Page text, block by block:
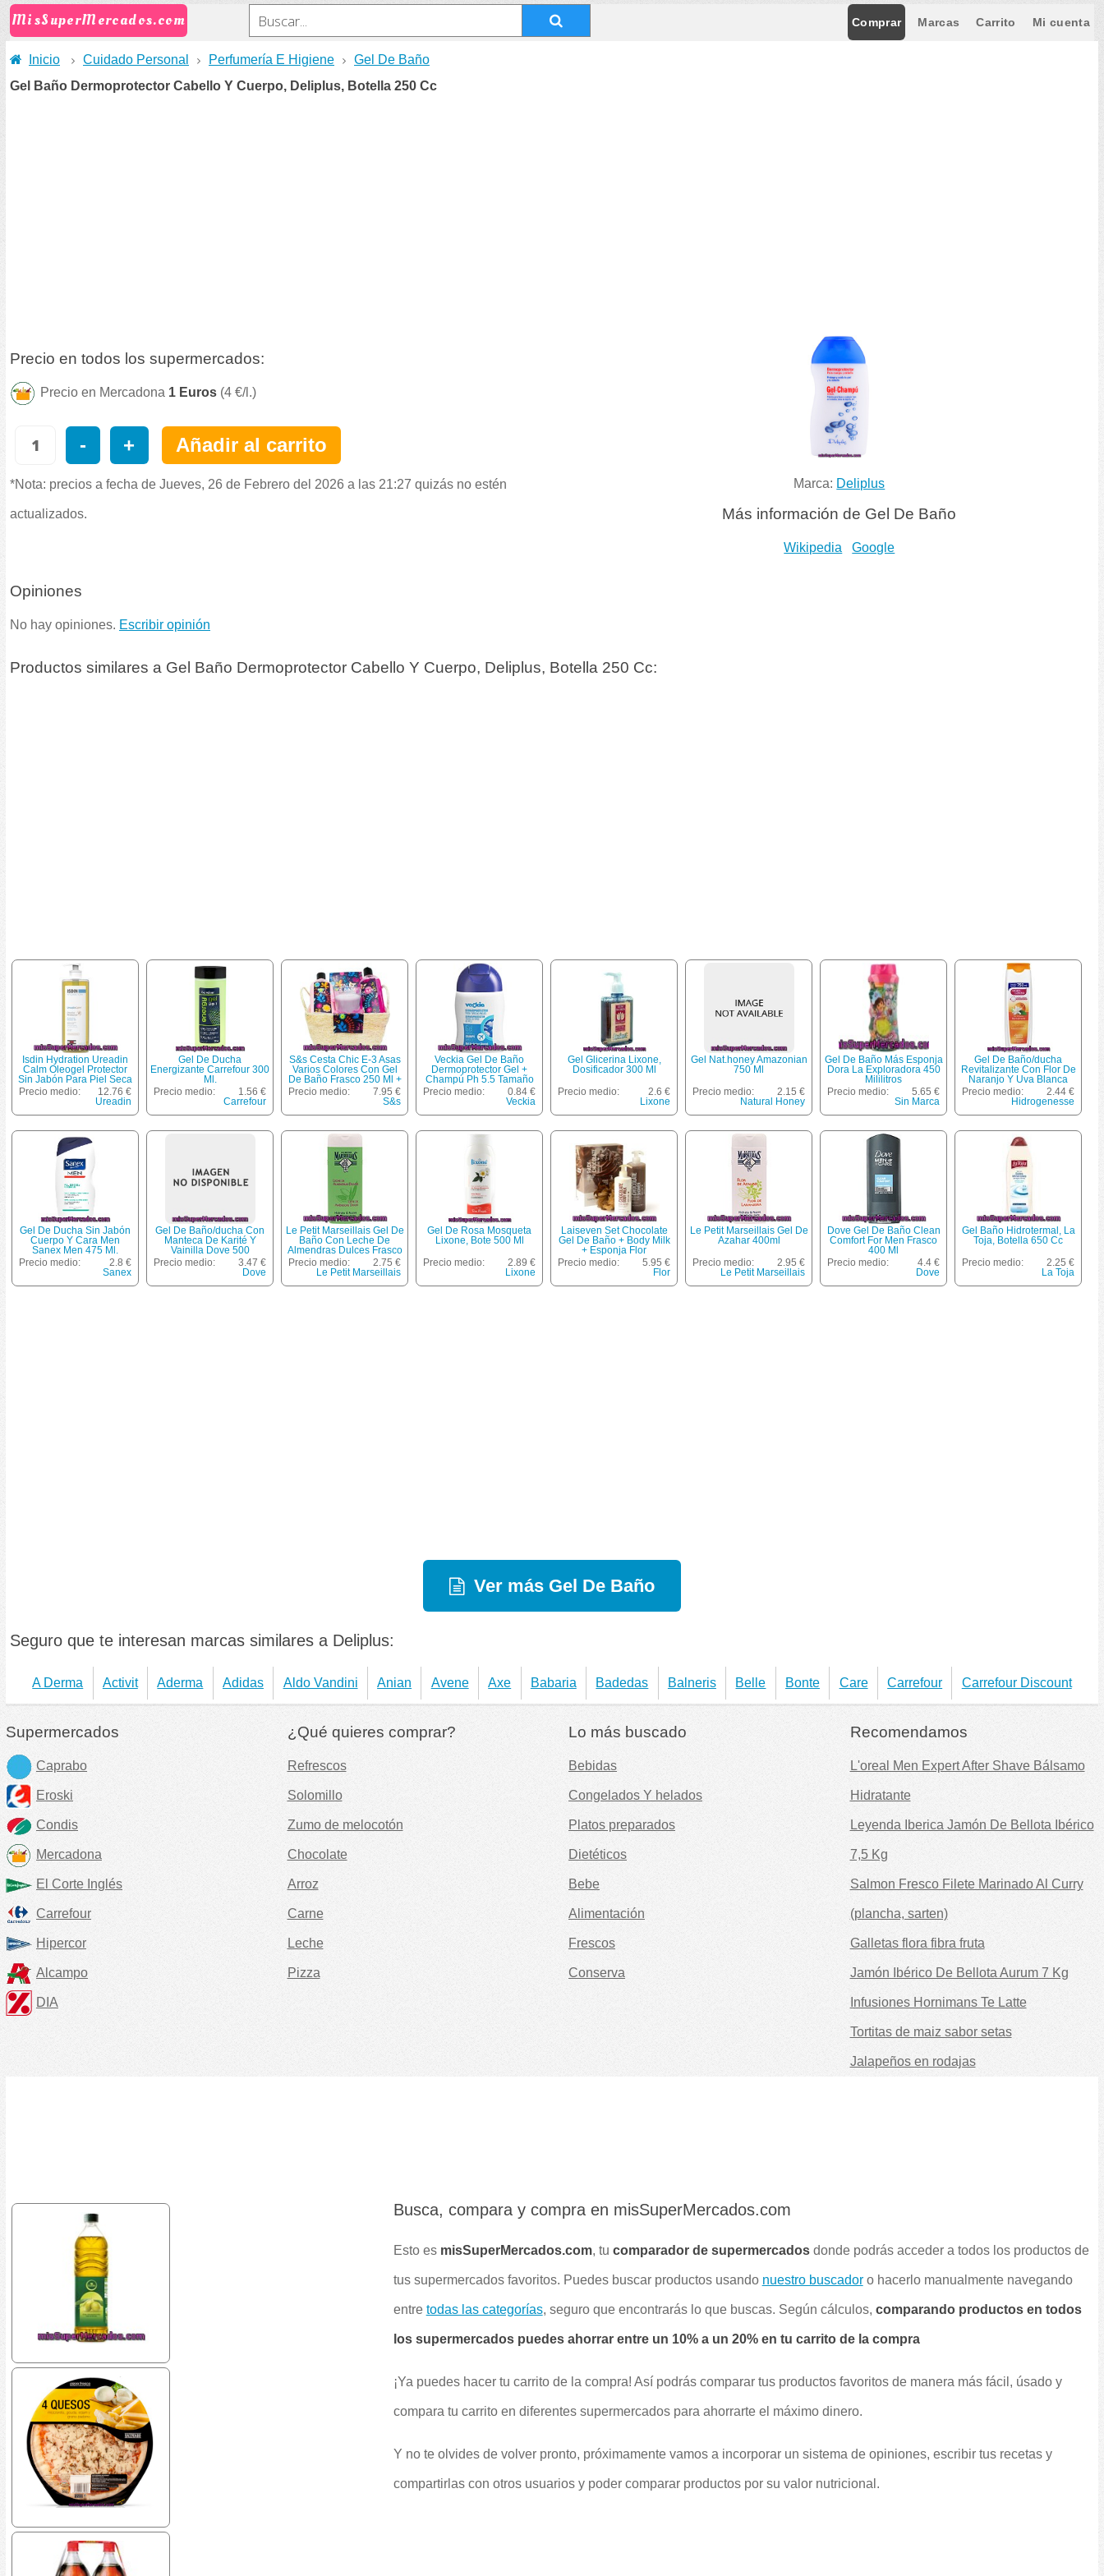
MisSuperMercados.com Comprar Marcas Carrito Mi cuenta
Inicio Cuidado Personal Perfumería E Higiene
Gel De Baño
Gel Baño Dermoprotector Cabello Y Cuerpo, Deliplus, Botella 250 Cc
Marca: Deliplus
Más información de Gel De Baño
Wikipedia Google
Precio en todos los supermercados:
Precio en Mercadona 1 Euros (4 €/l.)
- + Añadir al carrito
*Nota: precios a fecha de Jueves, 26 de Febrero del 2026 a las 21:27 quizás no estén
actualizados.
Opiniones
No hay opiniones. Escribir opinión
Productos similares a Gel Baño Dermoprotector Cabello Y Cuerpo, Deliplus, Botella 250 Cc:
Isdin Hydration Ureadin
Calm Oleogel Protector
Sin Jabón Para Piel Seca
Frasco 400 Ml
Precio medio:
12.76 €
Ureadin
Gel De Ducha
Energizante Carrefour 300
Ml.
Precio medio:
1.56 €
Carrefour
S&s Cesta Chic E-3 Asas
Varios Colores Con Gel
De Baño Frasco 250 Ml +
Body Milk Frasco 250 Ml +
Sal De Baño 100 G + Vela
Pétalos Perfumados
Precio medio:
7.95 €
S&s
Veckia Gel De Baño
Dermoprotector Gel +
Champú Ph 5.5 Tamaño
Viaje Bote 100 Ml
Precio medio:
0.84 €
Veckia
Gel Glicerina Lixone,
Dosificador 300 Ml
Precio medio:
2.6 €
Lixone
Gel Nat.honey Amazonian
750 Ml
Precio medio:
2.15 €
Natural Honey
Gel De Baño Más Esponja
Dora La Exploradora 450
Mililitros
Precio medio:
5.65 €
Sin Marca
Gel De Baño/ducha
Revitalizante Con Flor De
Naranjo Y Uva Blanca
Hidro Genesse 750
Mililitros
Precio medio:
2.44 €
Hidrogenesse
Gel De Ducha Sin Jabón
Cuerpo Y Cara Men
Sanex Men 475 Ml.
Precio medio:
2.8 €
Sanex
Gel De Baño/ducha Con
Manteca De Karité Y
Vainilla Dove 500
Miililitros
Precio medio:
3.47 €
Dove
Le Petit Marseillais Gel De
Baño Con Leche De
Almendras Dulces Frasco
400 Ml Hidrata Y Nutre
Precio medio:
2.75 €
Le Petit Marseillais
Gel De Rosa Mosqueta
Lixone, Bote 500 Ml
Precio medio:
2.89 €
Lixone
Laiseven Set Chocolate
Gel De Baño + Body Milk
+ Esponja Flor
Precio medio:
5.95 €
Flor
Le Petit Marseillais Gel De
Azahar 400ml
Precio medio:
2.95 €
Le Petit Marseillais
Dove Gel De Baño Clean
Comfort For Men Frasco
400 Ml
Precio medio:
4.4 €
Dove
Gel Baño Hidrotermal, La
Toja, Botella 650 Cc
Precio medio:
2.25 €
La Toja
Ver más Gel De Baño
Seguro que te interesan marcas similares a Deliplus:
A Derma Activit Aderma Adidas Aldo Vandini Anian Avene Axe Babaria Badedas Balneris Belle Bonte Care Carrefour Carrefour Discount
Supermercados
Caprabo
Eroski
Condis
Mercadona
El Corte Inglés
Carrefour
Hipercor
Alcampo
DIA
¿Qué quieres comprar?
Refrescos
Solomillo
Zumo de melocotón
Chocolate
Arroz
Carne
Leche
Pizza
Lo más buscado
Bebidas
Congelados Y helados
Platos preparados
Dietéticos
Bebe
Alimentación
Frescos
Conserva
Recomendamos
L'oreal Men Expert After Shave Bálsamo
Hidratante
Leyenda Iberica Jamón De Bellota Ibérico
7,5 Kg
Salmon Fresco Filete Marinado Al Curry
(plancha, sarten)
Galletas flora fibra fruta
Jamón Ibérico De Bellota Aurum 7 Kg
Infusiones Hornimans Te Latte
Tortitas de maiz sabor setas
Jalapeños en rodajas
Busca, compara y compra en misSuperMercados.com
Esto es misSuperMercados.com, tu comparador de supermercadosdonde podrás acceder a todos los productos de
tus supermercados favoritos. Puedes buscar productos usando nuestro buscadoro hacerlo manualmente navegando
entre todas las categorías, seguro que encontrarás lo que buscas. Según cálculos, comparando productos en todos
los supermercados puedes ahorrar entre un 10% a un 20% en tu carrito de la compra
¡Ya puedes hacer tu carrito de la compra! Así podrás comparar tus productos favoritos de manera más fácil, úsado y
compara tu carrito en diferentes supermercados para ahorrarte el máximo dinero.
Y no te olvides de volver pronto, próximamente vamos a incorporar un sistema de opiniones, escribir tus recetas y
compartirlas con otros usuarios y poder comparar productos por su valor nutricional.